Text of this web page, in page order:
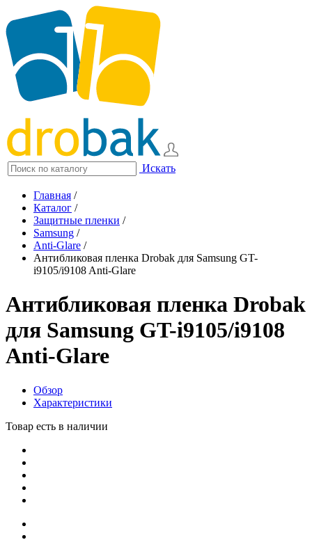
Искать
Главная /
Каталог /
Защитные пленки /
Samsung /
Anti-Glare /
Антибликовая пленка Drobak для Samsung GT-
i9105/i9108 Anti-Glare
Антибликовая пленка Drobak
для Samsung GT-i9105/i9108
Anti-Glare
Обзор
Характеристики
Товар есть в наличии